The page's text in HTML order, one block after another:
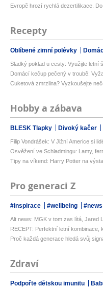
Evropě hrozí rychlá dezertifikace.
Recepty
Oblíbené zimní polévky
Sladký poklad u cesty: Využijte letní
Domácí kečup pečený v troubě:
Cuketová zmrzlina? Vyzkoušejte
Hobby a zábava
BLESK Tlapky Divoký kačer
Filip Vondrášek: V Jižní Americe si
Osvěžení ve Schladmingu: Lamy,
Tipy na víkend: Harry Potter na
Pro generaci Z
#inspirace #wellbeing #news
Alt news: MGK v tom zas lítá, Jared
RECEPT: Perfektní letní kombinace,
Proč každá generace hledá svůj
Zdraví
Podpořte dětskou imunitu